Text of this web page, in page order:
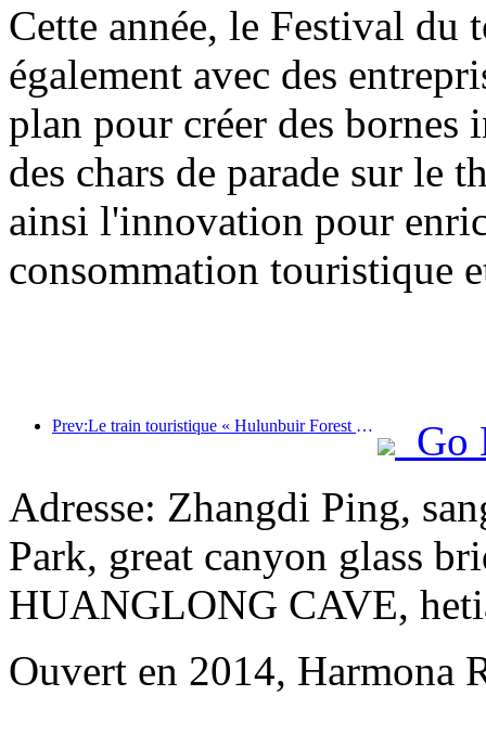
Cette année, le Festival du
également avec des
plan pour créer des
des chars de parade sur le
ainsi l'innovation pour
consommation touristique
Prev:Le train touristique « Hulunbuir Forest Rendezvous - Daxinganling Express - Starlight Train - Tianyi Journey » effectue son voyage inaugural.
Go
Adresse: Zhangdi Ping,
Park, great canyon glass
HUANGLONG CAVE,
Ouvert en 2014, Harmona